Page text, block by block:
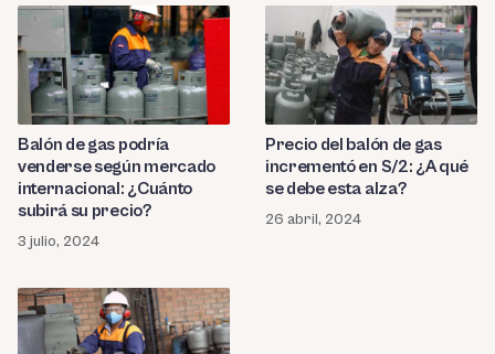
Balón de gas podría
venderse según mercado
internacional: ¿Cuánto
subirá su precio?
3 julio, 2024
Precio del balón de gas
incrementó en S/2: ¿A qué
se debe esta alza?
26 abril, 2024